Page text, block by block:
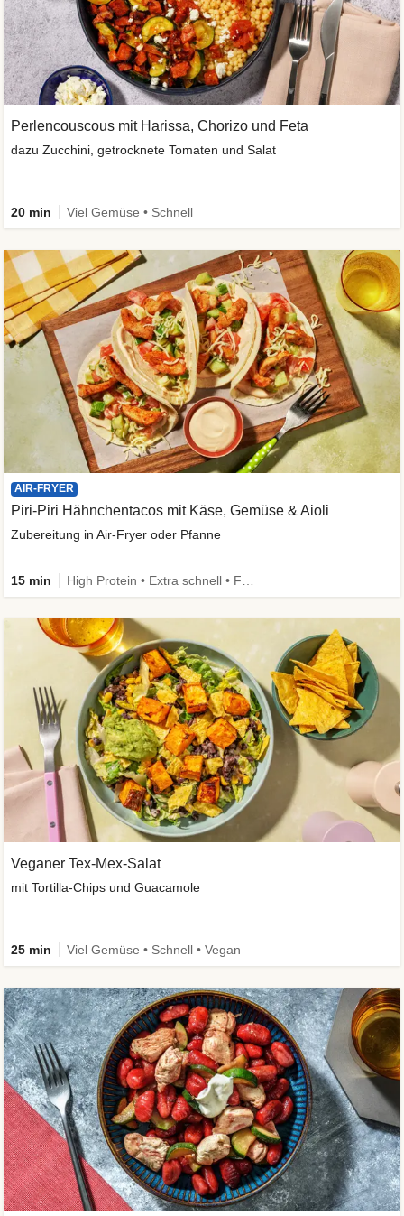
Perlencouscous mit Harissa, Chorizo und Feta
dazu Zucchini, getrocknete Tomaten und Salat
20 min Viel Gemüse • Schnell
AIR-FRYER
Piri-Piri Hähnchentacos mit Käse, Gemüse & Aioli
Zubereitung in Air-Fryer oder Pfanne
15 min
Veganer Tex-Mex-Salat
mit Tortilla-Chips und Guacamole
25 min Viel Gemüse • Schnell • Vegan